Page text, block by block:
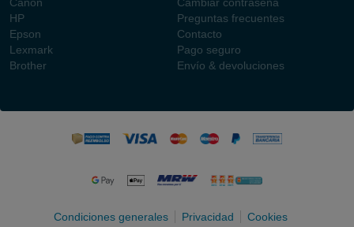
HP
Epson
Lexmark
Brother
Preguntas frecuentes
Contacto
Pago seguro
Envío & devoluciones
Condiciones generales Privacidad Cookies